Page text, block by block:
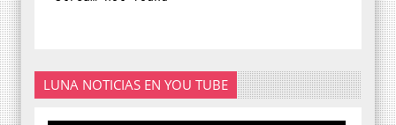
LUNA NOTICIAS EN YOU TUBE